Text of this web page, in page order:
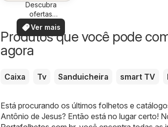
você
Descubra
ofertas
especiais
Ver mais
Produtos que você pode
agora
Caixa Tv Sanduicheira smart TV
Está procurando os últimos folhetos e
Antônio de Jesus? Então está no lugar certo!